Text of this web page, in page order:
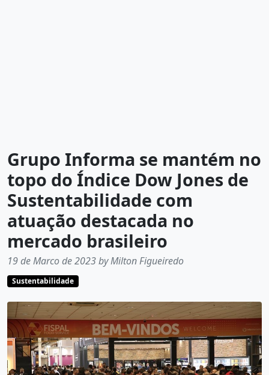
Grupo Informa se mantém no
topo do Índice Dow Jones de
Sustentabilidade com
atuação destacada no
mercado brasileiro
19 de Marco de 2023 by Milton Figueiredo
Sustentabilidade